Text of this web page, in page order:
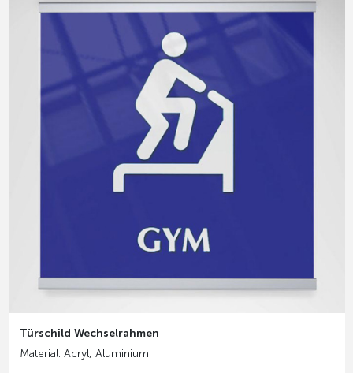
Türschild Wechselrahmen
Material: Acryl, Aluminium